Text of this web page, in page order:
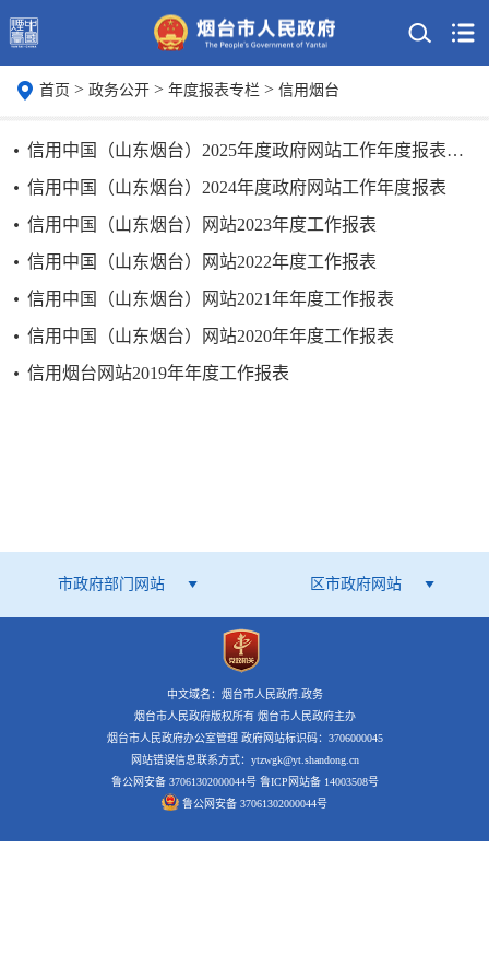
首页 > 政务公开 > 年度报表专栏 > 信用烟台
信用中国（山东烟台）2025年度政府网站工作年度报表公示
信用中国（山东烟台）2024年度政府网站工作年度报表
信用中国（山东烟台）网站2023年度工作报表
信用中国（山东烟台）网站2022年度工作报表
信用中国（山东烟台）网站2021年年度工作报表
信用中国（山东烟台）网站2020年年度工作报表
信用烟台网站2019年年度工作报表
市政府部门网站 区市政府网站
中文域名：烟台市人民政府.政务
烟台市人民政府版权所有 烟台市人民政府主办
烟台市人民政府办公室管理 政府网站标识码：3706000045
网站错误信息联系方式：ytzwgk@yt.shandong.cn
鲁公网安备 37061302000044号 鲁ICP网站备 14003508号
鲁公网安备 37061302000044号